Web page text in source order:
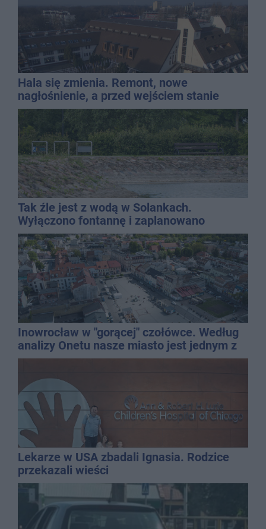
Hala się zmienia. Remont, nowe
nagłośnienie, a przed wejściem stanie
QEMETICA ARENA
Tak źle jest z wodą w Solankach.
Wyłączono fontannę i zaplanowano
dolewkę
Inowrocław w "gorącej" czołówce. Według
analizy Onetu nasze miasto jest jednym z
najbardziej narażonych na upały
Lekarze w USA zbadali Ignasia. Rodzice
przekazali wieści